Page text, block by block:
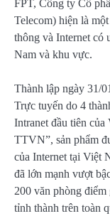
FPT, Công ty Cổ
Telecom) hiện là
thông và Internet có
Nam và khu vực.
Thành lập ngày 31/
Trực tuyến do 4
Intranet đầu tiên
TTVN”, sản phẩm
của Internet tại Việt
đã lớn mạnh vượt
200 văn phòng
tỉnh thành trên toàn